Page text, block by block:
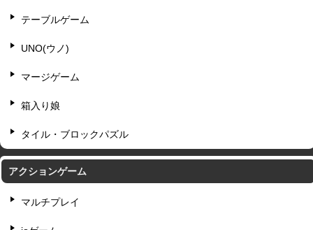
テーブルゲーム
UNO(ウノ)
マージゲーム
箱入り娘
タイル・ブロックパズル
アクションゲーム
マルチプレイ